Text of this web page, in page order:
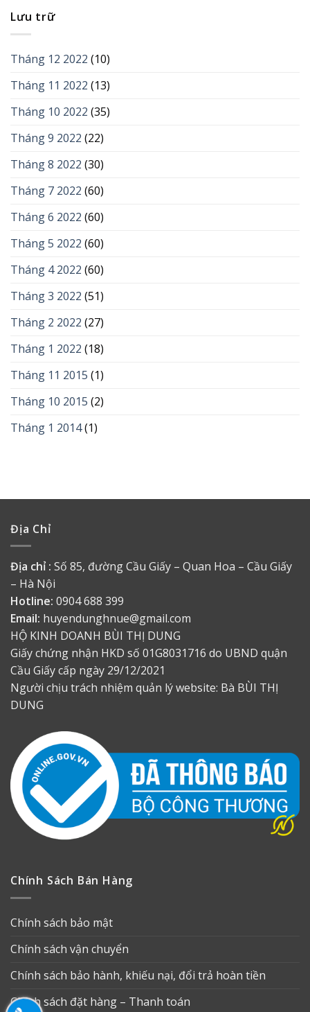
Lưu trữ
Tháng 12 2022 (10)
Tháng 11 2022 (13)
Tháng 10 2022 (35)
Tháng 9 2022 (22)
Tháng 8 2022 (30)
Tháng 7 2022 (60)
Tháng 6 2022 (60)
Tháng 5 2022 (60)
Tháng 4 2022 (60)
Tháng 3 2022 (51)
Tháng 2 2022 (27)
Tháng 1 2022 (18)
Tháng 11 2015 (1)
Tháng 10 2015 (2)
Tháng 1 2014(1)
Địa Chỉ
Địa chỉ : Số 85, đường Cầu Giấy – Quan Hoa – Cầu Giấy
– Hà Nội
Hotline: 0904 688 399
Email: huyendunghnue@gmail.com
HỘ KINH DOANH BÙI THỊ DUNG
Giấy chứng nhận HKD số 01G8031716 do UBND quận
Cầu Giấy cấp ngày 29/12/2021
Người chịu trách nhiệm quản lý website: Bà BÙI THỊ
DUNG
Chính Sách Bán Hàng
Chính sách bảo mật
Chính sách vận chuyển
Chính sách bảo hành, khiếu nại, đổi trả hoàn tiền
Chính sách đặt hàng – Thanh toán